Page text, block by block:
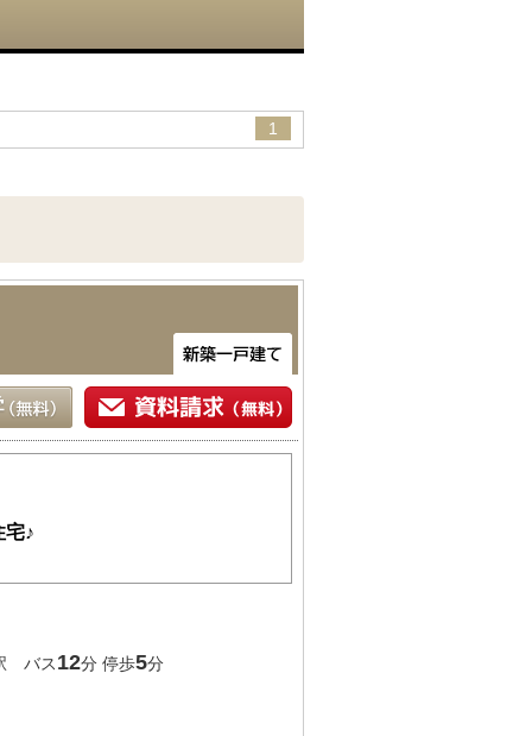
1
宅♪
バス12分 停歩5分